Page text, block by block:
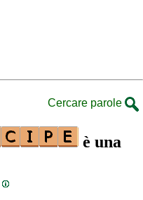
Cercare parole
è una